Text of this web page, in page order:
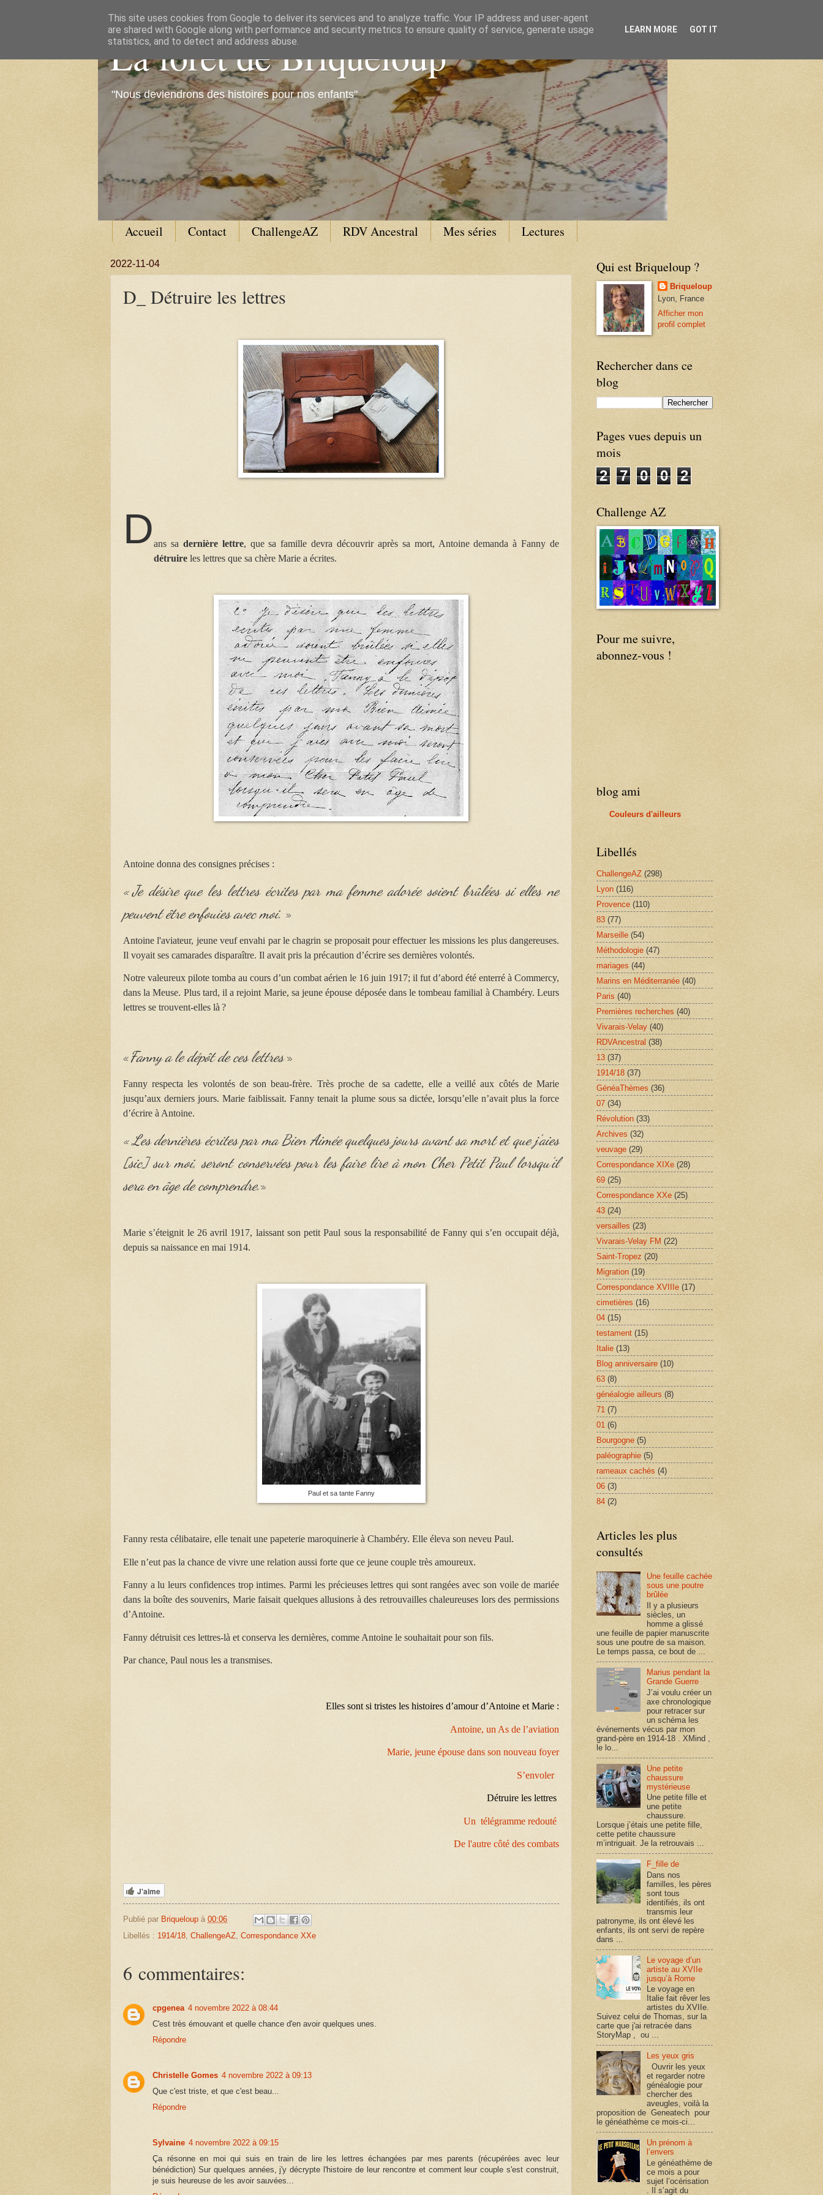
La forêt de Briqueloup
"Nous deviendrons des histoires pour nos enfants"
Accueil Contact ChallengeAZ RDV Ancestral Mes séries Lectures
2022-11-04
D_ Détruire les lettres
Dans sa dernière lettre, que sa famille devra découvrir après sa mort, Antoine demanda à Fanny de
détruire les lettres que sa chère Marie a écrites.
Antoine donna des consignes précises :
« Je désire que les lettres écrites par ma femme adorée soient brûlées si elles ne
peuvent être enfouies avec moi. »
Antoine l'aviateur, jeune veuf envahi par le chagrin se proposait pour effectuer les missions les plus dangereuses.
Il voyait ses camarades disparaître. Il avait pris la précaution d’écrire ses dernières volontés.
Notre valeureux pilote tomba au cours d’un combat aérien le 16 juin 1917; il fut d’abord été enterré à Commercy,
dans la Meuse. Plus tard, il a rejoint Marie, sa jeune épouse déposée dans le tombeau familial à Chambéry. Leurs
lettres se trouvent-elles là ?
«Fanny a le dépôt de ces lettres»
Fanny respecta les volontés de son beau-frère. Très proche de sa cadette, elle a veillé aux côtés de Marie
jusqu’aux derniers jours. Marie faiblissait. Fanny tenait la plume sous sa dictée, lorsqu’elle n’avait plus la force
d’écrire à Antoine.
« Les dernières écrites par ma Bien Aimée quelques jours avant sa mort et que j’aies
[sic] sur moi, seront conservées pour les faire lire à mon Cher Petit Paul lorsqu’il
sera en âge de comprendre.»
Marie s’éteignit le 26 avril 1917, laissant son petit Paul sous la responsabilité de Fanny qui s’en occupait déjà,
depuis sa naissance en mai 1914.
Paul et sa tante Fanny
Fanny resta célibataire, elle tenait une papeterie maroquinerie à Chambéry. Elle éleva son neveu Paul.
Elle n’eut pas la chance de vivre une relation aussi forte que ce jeune couple très amoureux.
Fanny a lu leurs confidences trop intimes. Parmi les précieuses lettres qui sont rangées avec son voile de mariée
dans la boîte des souvenirs, Marie faisait quelques allusions à des retrouvailles chaleureuses lors des permissions
d’Antoine.
Fanny détruisit ces lettres-là et conserva les dernières, comme Antoine le souhaitait pour son fils.
Par chance, Paul nous les a transmises.
Elles sont si tristes les histoires d’amour d’Antoine et Marie :
Antoine, un As de l’aviation
Marie, jeune épouse dans son nouveau foyer
S’envoler
Détruire les lettres
Un télégramme redouté
De l'autre côté des combats
J'aime
Publié par Briqueloup à 00:06
Libellés : 1914/18 ChallengeAZ Correspondance XXe
6 commentaires:
cpgenea 4 novembre 2022 à 08:44
C'est très émouvant et quelle chance d'en avoir quelques unes.
Répondre
Christelle Gomes 4 novembre 2022 à 09:13
Que c'est triste, et que c'est beau...
Répondre
Sylvaine 4 novembre 2022 à 09:15
Ça résonne en moi qui suis en train de lire les lettres échangées par mes parents (récupérées avec leur
bénédiction) Sur quelques années, j'y décrypte l'histoire de leur rencontre et comment leur couple s'est construit,
je suis heureuse de les avoir sauvées...
Qui est Briqueloup ?
Briqueloup
Lyon, France
Afficher mon
profil complet
Rechercher dans ce
blog
Pages vues depuis un
mois
2
7 0 0 2
Challenge AZ
Pour me suivre,
abonnez-vous !
blog ami
Couleurs d'ailleurs
Libellés
ChallengeAZ (298)
Lyon (116)
Provence (110)
83 (77)
Marseille (54)
Méthodologie (47)
mariages (44)
Marins en Méditerranée (40)
Paris (40)
Premières recherches (40)
Vivarais-Velay (40)
RDVAncestral (38)
13 (37)
1914/18 (37)
GénéaThèmes (36)
07 (34)
Révolution (33)
Archives (32)
veuvage (29)
Correspondance XIXe (28)
69 (25)
Correspondance XXe (25)
43 (24)
versailles (23)
Vivarais-Velay FM (22)
Saint-Tropez (20)
Migration (19)
Correspondance XVIIIe (17)
cimetières (16)
04 (15)
testament (15)
Italie (13)
Blog anniversaire (10)
63 (8)
généalogie ailleurs (8)
71 (7)
01 (6)
Bourgogne (5)
paléographie (5)
rameaux cachés (4)
06 (3)
84 (2)
Articles les plus
consultés
Une feuille cachée
sous une poutre
brûlée
Il y a plusieurs
siècles, un
homme a glissé
une feuille de papier manuscrite
sous une poutre de sa maison.
Le temps passa, ce bout de ...
Marius pendant la
Grande Guerre
J’ai voulu créer un
axe chronologique
pour retracer sur
un schéma les
événements vécus par mon
grand-père en 1914-18 . XMind ,
le lo...
Une petite
chaussure
mystérieuse
Une petite fille et
une petite
chaussure.
Lorsque j’étais une petite fille,
cette petite chaussure
m’intriguait. Je la retrouvais ...
F_fille de
Dans nos
familles, les pères
sont tous
identifiés, ils ont
transmis leur
patronyme, ils ont élevé les
enfants, ils ont servi de repère
dans ...
Le voyage d’un
artiste au XVIIe
jusqu’à Rome
Le voyage en
Italie fait rêver les
artistes du XVIIe.
Suivez celui de Thomas, sur la
carte que j'ai retracée dans
StoryMap , ou ...
Les yeux gris
Ouvrir les yeux
et regarder notre
généalogie pour
chercher des
aveugles, voilà la
proposition de Geneatech pour
le généathème ce mois-ci...
Un prénom à
l’envers
Le généathème de
ce mois a pour
sujet l’océrisation
. Il s’agit du
This site uses cookies from Google to deliver its services and to analyze traffic. Your IP address and user-agent
are shared with Google along with performance and security metrics to ensure quality of service, generate usage
statistics, and to detect and address abuse.
LEARN MORE GOT IT